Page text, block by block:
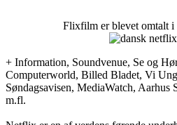
Flixfilm er blevet omtalt i
+ Information, Soundvenue, Se og
Computerworld, Billed Bladet, Vi
Søndagsavisen, MediaWatch, Aarhus
m.fl.